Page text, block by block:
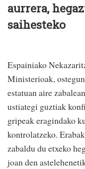
aurrera,
saihesteko
Espainiako
Ministerioak,
estatuan aire
ustiategi guztiak
gripeak eragindako
kontrolatzeko.
zabaldu du etxeko
joan den